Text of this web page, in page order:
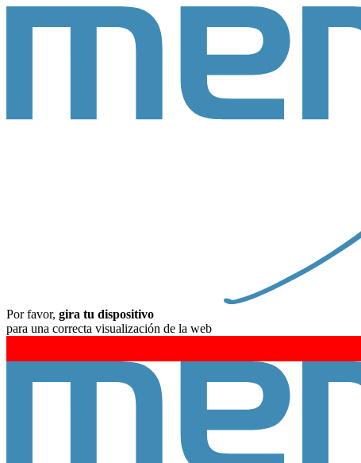
Por favor, gira tu dispositivo
para una correcta visualización de la web